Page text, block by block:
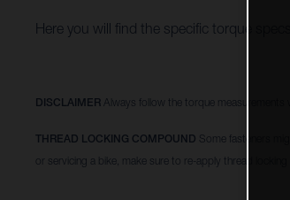
Here you will find the specific torque
DISCLAIMER Always follow the torque
THREAD LOCKING COMPOUND Some fasteners
or servicing a bike, make sure to re-apply thread